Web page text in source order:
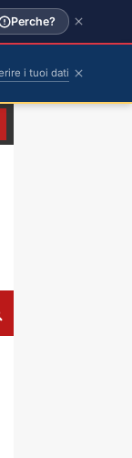
Perche?
i tuoi dati